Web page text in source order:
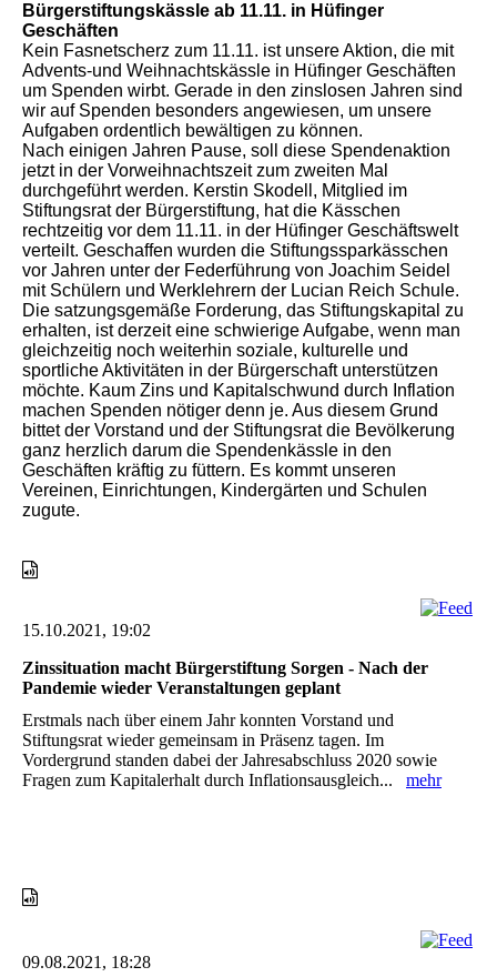
Bürgerstiftungskässle ab 11.11. in Hüfinger
Geschäften
Kein Fasnetscherz zum 11.11. ist unsere Aktion, die mit
Advents-und Weihnachtskässle in Hüfinger Geschäften
um Spenden wirbt. Gerade in den zinslosen Jahren sind
wir auf Spenden besonders angewiesen, um unsere
Aufgaben ordentlich bewältigen zu können.
Nach einigen Jahren Pause, soll diese Spendenaktion
jetzt in der Vorweihnachtszeit zum zweiten Mal
durchgeführt werden. Kerstin Skodell, Mitglied im
Stiftungsrat der Bürgerstiftung, hat die Kässchen
rechtzeitig vor dem 11.11. in der Hüfinger Geschäftswelt
verteilt. Geschaffen wurden die Stiftungssparkässchen
vor Jahren unter der Federführung von Joachim Seidel
mit Schülern und Werklehrern der Lucian Reich Schule.
Die satzungsgemäße Forderung, das Stiftungskapital zu
erhalten, ist derzeit eine schwierige Aufgabe, wenn man
gleichzeitig noch weiterhin soziale, kulturelle und
sportliche Aktivitäten in der Bürgerschaft unterstützen
möchte. Kaum Zins und Kapitalschwund durch Inflation
machen Spenden nötiger denn je. Aus diesem Grund
bittet der Vorstand und der Stiftungsrat die Bevölkerung
ganz herzlich darum die Spendenkässle in den
Geschäften kräftig zu füttern. Es kommt unseren
Vereinen, Einrichtungen, Kindergärten und Schulen
zugute.
15.10.2021, 19:02
Zinssituation macht Bürgerstiftung Sorgen - Nach der
Pandemie wieder Veranstaltungen geplant
Erstmals nach über einem Jahr konnten Vorstand und
Stiftungsrat wieder gemeinsam in Präsenz tagen. Im
Vordergrund standen dabei der Jahresabschluss 2020 sowie
Fragen zum Kapitalerhalt durch Inflationsausgleich... mehr
09.08.2021, 18:28